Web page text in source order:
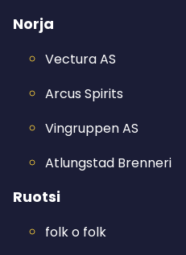
Norja
Vectura AS
Arcus Spirits
Vingruppen AS
Atlungstad Brenneri
Ruotsi
folk o folk